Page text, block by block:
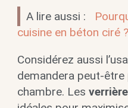
A lire aussi :
cuisine en béton ciré ?
Considérez aussi
demandera peut-être
chambre. Les